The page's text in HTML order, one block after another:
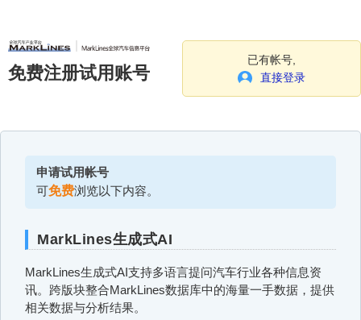
免费注册试用账号
已有帐号,
直接登录
申请试用帐号
可免费浏览以下内容。
MarkLines生成式AI
MarkLines生成式AI支持多语言提问汽车行业各种信息资
讯。跨版块整合MarkLines数据库中的海量一手数据，提供
相关数据与分析结果。